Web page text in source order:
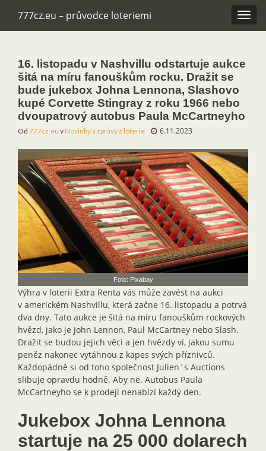
777cz.eu – průvodce loteriemi
16. listopadu v Nashvillu odstartuje aukce
šitá na míru fanouškům rocku. Dražit se
bude jukebox Johna Lennona, Slashovo
kupé Corvette Stingray z roku 1966 nebo
dvoupatrový autobus Paula McCartneyho
Od 777cz.eu vNovinky a zprávy z loterie 6.11.2023
Foto: Pixabay
Výhra v loterii Extra Renta vás může zavést na aukci
v americkém Nashvillu, která začne 16. listopadu a potrvá
dva dny. Tato aukce je šitá na míru fanouškům rockových
hvězd, jako je John Lennon, Paul McCartney nebo Slash.
Dražit se budou jejich věci a jen hvězdy ví, jakou sumu
peněz nakonec vytáhnou z kapes svých příznivců.
Každopádně si od toho společnost Julien´s Auctions
slibuje opravdu hodně. Aby ne. Autobus Paula
McCartneyho se k prodeji nenabízí každý den.
Jukebox Johna Lennona
startuje na 25 000 dolarech